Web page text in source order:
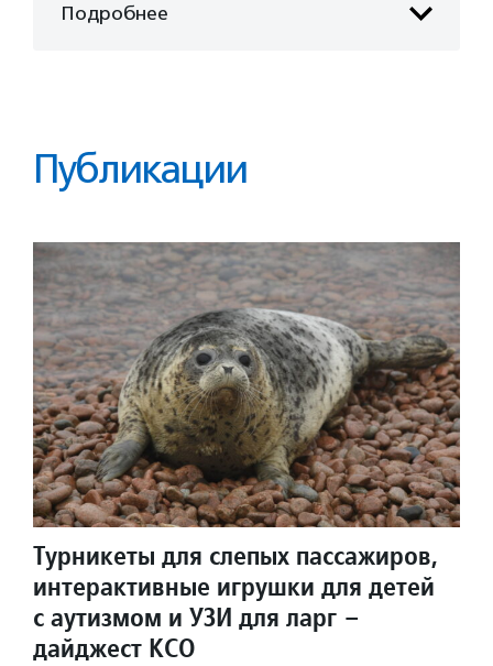
Подробнее
Публикации
Турникеты для слепых пассажиров,
интерактивные игрушки для детей
с аутизмом и УЗИ для ларг –
дайджест КСО